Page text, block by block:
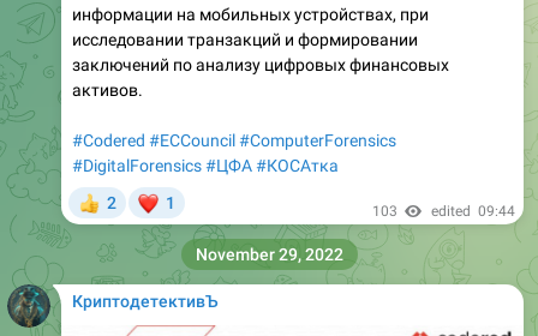
информации на мобильных устройствах, при
исследовании транзакций и формировании
заключений по анализу цифровых финансовых
активов.
#Codered #ECCouncil#ComputerForensics
#DigitalForensics#ЦФА#КОСАтка
2 1 103 edited 09:44
КриптодетективЪ
November 29, 2022